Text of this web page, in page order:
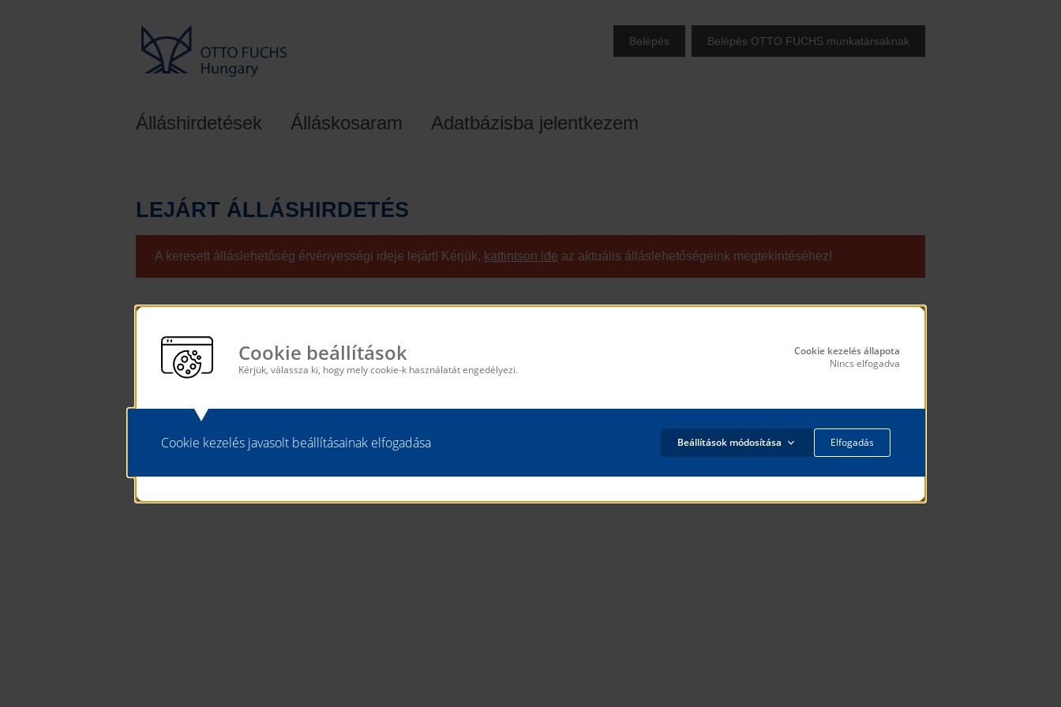
Cookie beállítások
Kérjük, válassza ki, hogy mely cookie-k használatát engedélyezi.
Cookie kezelés állapota
Nincs elfogadva
Cookie kezelés javasolt beállításainak elfogadása Beállítások módosítása Elfogadás
Álláshirdetések Álláskosaram Adatbázisba jelentkezem
Belépés Belépés OTTO FUCHS munkatársaknak
LEJÁRT ÁLLÁSHIRDETÉS
A keresett álláslehetőség érvényességi ideje lejárt! Kérjük, kattintson ide az aktuális álláslehetőségeink megtekintéséhez!